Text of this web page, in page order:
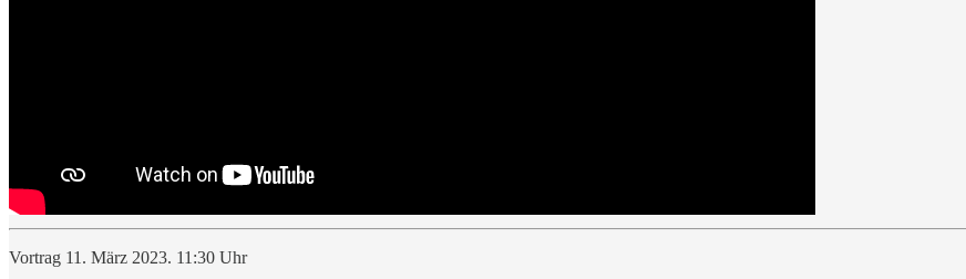
Vortrag 11. März 2023. 11:30 Uhr